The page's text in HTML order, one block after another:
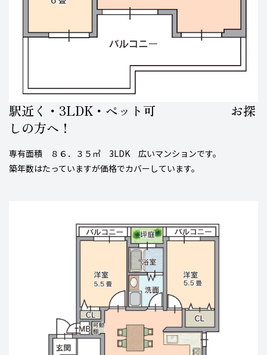
駅近く・3LDK・ペット可 お探
しの方へ！
専有面積 ８６．３５㎡ 3LDK 広いマンションです。
築年数はたっていますが価格でカバーしています。